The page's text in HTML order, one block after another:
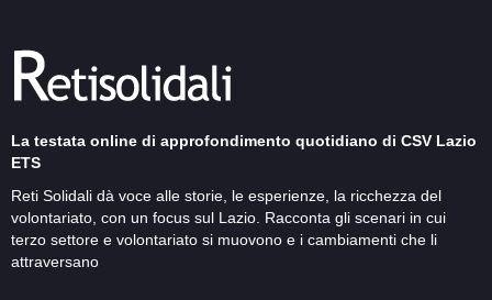
La testata online di approfondimento quotidiano di CSV Lazio
ETS
Reti Solidali dà voce alle storie, le esperienze, la ricchezza del
volontariato, con un focus sul Lazio. Racconta gli scenari in cui
terzo settore e volontariato si muovono e i cambiamenti che li
attraversano